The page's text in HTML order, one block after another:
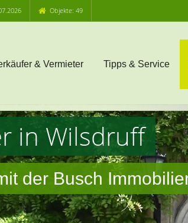
Objekte: 49
& Vermieter Tipps & Service
in Wilsdruff
der Busch